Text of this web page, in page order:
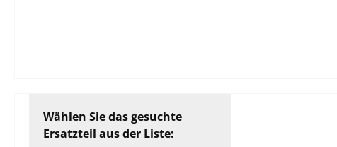
Wählen Sie das gesuchte
Ersatzteil aus der Liste: